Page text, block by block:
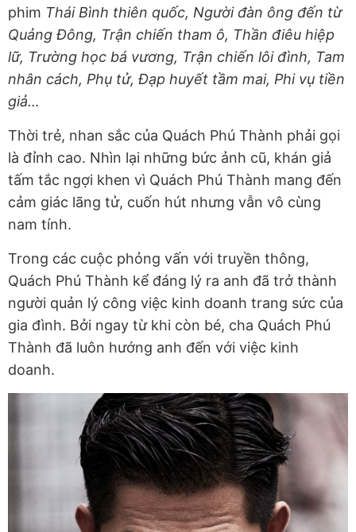
phim Thái Bình thiên quốc, Người đàn ông đến từ
Quảng Đông, Trận chiến tham ô, Thần điêu hiệp
lữ, Trường học bá vương, Trận chiến lôi đình, Tam
nhân cách, Phụ tử, Đạp huyết tầm mai, Phi vụ tiền
giả…
Thời trẻ, nhan sắc của Quách Phú Thành phải gọi
là đỉnh cao. Nhìn lại những bức ảnh cũ, khán giả
tấm tắc ngợi khen vì Quách Phú Thành mang đến
cảm giác lãng tử, cuốn hút nhưng vẫn vô cùng
nam tính.
Trong các cuộc phỏng vấn với truyền thông,
Quách Phú Thành kể đáng lý ra anh đã trở thành
người quản lý công việc kinh doanh trang sức của
gia đình. Bởi ngay từ khi còn bé, cha Quách Phú
Thành đã luôn hướng anh đến với việc kinh
doanh.